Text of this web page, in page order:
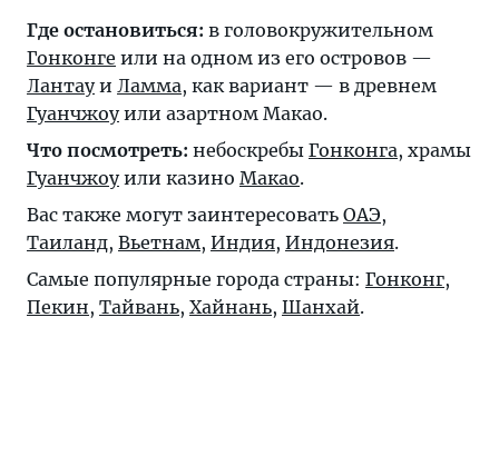
Где остановиться: в головокружительном
Гонконге или на одном из его островов —
Лантауи Ламма, как вариант — в древнем
Гуанчжоуили азартном Макао.
Что посмотреть: небоскребы Гонконга, храмы
Гуанчжоуили казино Макао.
Вас также могут заинтересовать ОАЭ,
Таиланд, Вьетнам, Индия, Индонезия.
Самые популярные города страны: Гонконг,
Пекин, Тайвань, Хайнань, Шанхай.